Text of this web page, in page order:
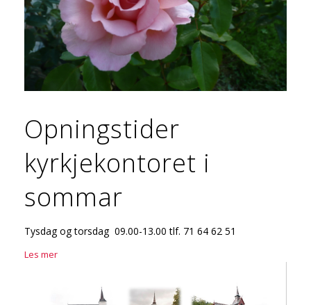
Opningstider
kyrkjekontoret i
sommar
Tysdag og torsdag 09.00-13.00 tlf. 71 64 62 51
Les mer